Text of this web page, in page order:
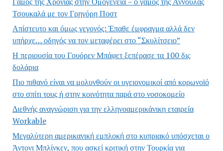
Τσουκαλά με τον Γρηγόρη Ποστ
Απίστευτο και όμως γεγονός: Έπαθε έμφραγμα αλλά δεν
υπήρχε… οδηγός να τον μεταφέρει στο “Σκυλίτσειο”
Η περιουσία του Γουόρεν Μπάφετ ξεπέρασε τα 100 δις
δολάρια
Πιο πιθανό είναι να μολυνθούν οι υγειονομικοί από κορωνοϊό
στο σπίτι τους ή στην κοινότητα παρά στο νοσοκομείο
Διεθνής αναγνώριση για την ελληνοαμερικάνικη εταιρεία
Workable
Μεγαλύτερη αμερικανική εμπλοκή στο κυπριακό υπόσχεται ο
Άντονι Μπλίνκεν, που ασκεί κριτική στην Τουρκία για